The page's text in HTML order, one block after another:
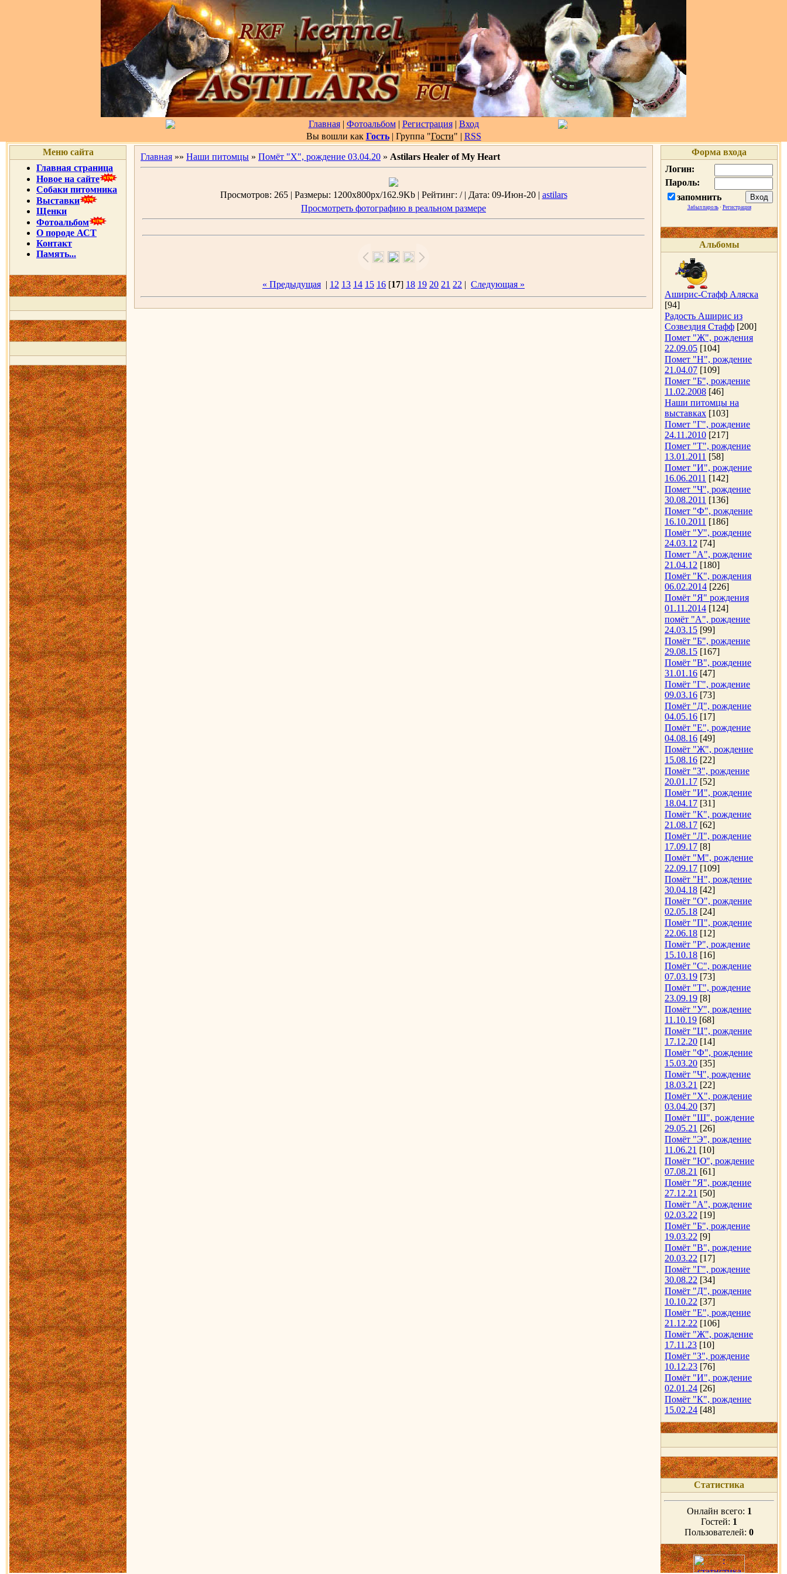
Главная| Фотоальбом| Регистрация| Вход
Вы вошли как Гость| Группа "Гости" | RSS
Меню сайта
Главная страница
Новое на сайте
Собаки питомника
Выставки
Щенки
Фотоальбом
О породе АСТ
Контакт
Память...
Главная »» Наши питомцы » Помёт "Х", рождение 03.04.20 » Astilars Healer of My Heart
Просмотров: 265 | Размеры: 1200x800px/162.9Kb | Рейтинг: / | Дата: 09-Июн-20 | astilars
Просмотреть фотографию в реальном размере
« Предыдущая | 12 13 14 15 16 [17] 18 19 20 21 22 | Следующая »
Форма входа
Логин:
Пароль:
запомнить
Забыл пароль· Регистрация
Альбомы
Аширис-Стафф Аляска
[94]
Радость Аширис из
Созвездия Стафф [200]
Помет "Ж", рождения
22.09.05 [104]
Помет "Н", рождение
21.04.07 [109]
Помет "Б", рождение
11.02.2008 [46]
Наши питомцы на
выставках [103]
Помет "Г", рождение
24.11.2010 [217]
Помет "Т", рождение
13.01.2011 [58]
Помет "И", рождение
16.06.2011 [142]
Помет "Ч", рождение
30.08.2011 [136]
Помет "Ф", рождение
16.10.2011 [186]
Помёт "У", рождение
24.03.12 [74]
Помет "А", рождение
21.04.12 [180]
Помёт "К", рождения
06.02.2014 [226]
Помёт "Я" рождения
01.11.2014 [124]
помёт "А", рождение
24.03.15 [99]
Помёт "Б", рождение
29.08.15 [167]
Помёт "В", рождение
31.01.16 [47]
Помёт "Г", рождение
09.03.16 [73]
Помёт "Д", рождение
04.05.16 [17]
Помёт "Е", рождение
04.08.16 [49]
Помёт "Ж", рождение
15.08.16 [22]
Помёт "З", рождение
20.01.17 [52]
Помёт "И", рождение
18.04.17 [31]
Помёт "К", рождение
21.08.17 [62]
Помёт "Л", рождение
17.09.17 [8]
Помёт "М", рождение
22.09.17 [109]
Помёт "Н", рождение
30.04.18 [42]
Помёт "О", рождение
02.05.18 [24]
Помёт "П", рождение
22.06.18 [12]
Помёт "Р", рождение
15.10.18 [16]
Помёт "С", рождение
07.03.19 [73]
Помёт "Т", рождение
23.09.19 [8]
Помёт "У", рождение
11.10.19 [68]
Помёт "Ц", рождение
17.12.20 [14]
Помёт "Ф", рождение
15.03.20 [35]
Помёт "Ч", рождение
18.03.21 [22]
Помёт "Х", рождение
03.04.20 [37]
Помёт "Ш", рождение
29.05.21 [26]
Помёт "Э", рождение
11.06.21 [10]
Помёт "Ю", рождение
07.08.21 [61]
Помёт "Я", рождение
27.12.21 [50]
Помёт "А", рождение
02.03.22 [19]
Помёт "Б", рождение
19.03.22 [9]
Помёт "В", рождение
20.03.22 [17]
Помёт "Г", рождение
30.08.22 [34]
Помёт "Д", рождение
10.10.22 [37]
Помёт "Е", рождение
21.12.22 [106]
Помёт "Ж", рождение
17.11.23 [10]
Помёт "З", рождение
10.12.23 [76]
Помёт "И", рождение
02.01.24 [26]
Помёт "К", рождение
15.02.24 [48]
Статистика
Онлайн всего: 1
Гостей: 1
Пользователей: 0